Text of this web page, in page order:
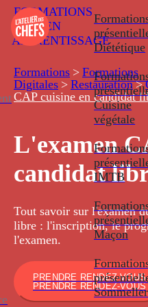
FORMATIONS
EN
APPRENTISSAGE
Diététique
Cuisine
végétale
IMTB
Maçon
Formations > Formations
Digitales > Restauration >
CAP cuisine en candidat
L'examen
candidat
Tout savoir sur l'examen
libre : l'inscription, le
l'examen.
PRENDRE RENDEZ-VOUS
PRENDRE RENDEZ-VOUS